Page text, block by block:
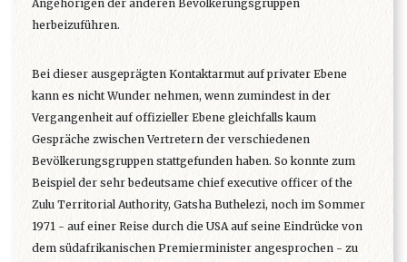
Angehörigen der anderen Bevölkerungsgruppen
herbeizuführen.
Bei dieser ausgeprägten Kontaktarmut auf privater Ebene
kann es nicht Wunder nehmen, wenn zumindest in der
Vergangenheit auf offizieller Ebene gleichfalls kaum
Gespräche zwischen Vertretern der verschiedenen
Bevölkerungsgruppen stattgefunden haben. So konnte zum
Beispiel der sehr bedeutsame chief executive officer of the
Zulu Territorial Authority, Gatsha Buthelezi, noch im Sommer
1971 - auf einer Reise durch die USA auf seine Eindrücke von
dem südafrikanischen Premierminister angesprochen - zu